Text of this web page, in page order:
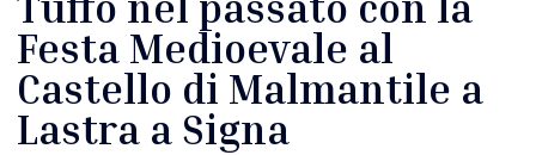
Festa Medioevale al
Castello di Malmantile a
Lastra a Signa